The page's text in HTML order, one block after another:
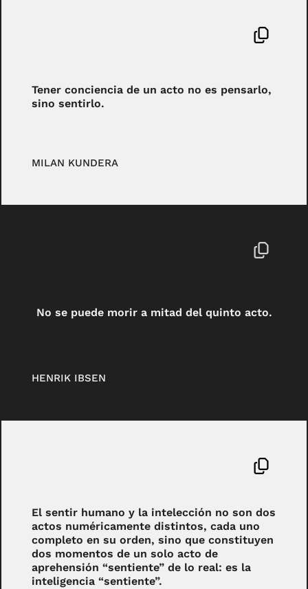
Tener conciencia de un acto no es pensarlo,
sino sentirlo.
MILAN KUNDERA
No se puede morir a mitad del quinto acto.
HENRIK IBSEN
El sentir humano y la intelección no son dos
actos numéricamente distintos, cada uno
completo en su orden, sino que constituyen
dos momentos de un solo acto de
aprehensión “sentiente” de lo real: es la
inteligencia “sentiente”.